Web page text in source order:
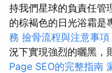
持我們星球的負責任管
的棕褐色的日光浴霜是
務 撿骨流程與注意事項
況下實現強烈的曬黑，
Page SEO的完整指南